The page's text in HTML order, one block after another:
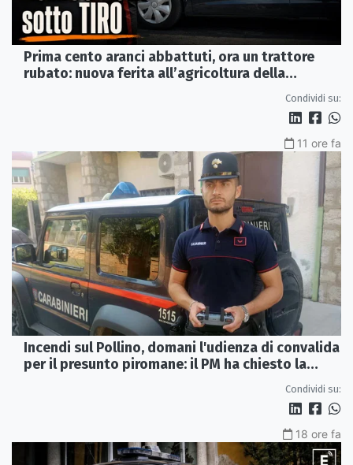
Prima cento aranci abbattuti, ora un trattore
rubato: nuova ferita all’agricoltura della
Condividi su:
11 ore fa
Incendi sul Pollino, domani l'udienza di convalida
per il presunto piromane: il PM ha chiesto la
Condividi su:
18 ore fa